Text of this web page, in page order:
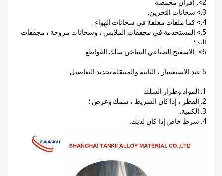
2>.
أفران محمصة
3.> سخانات التخزين.
4.> كما ملفات معلقة في سخانات الهواء.
5.> المستخدمة في مجففات الملابس ، وسخانات مروحة ، مجففات
اليد ؛
6>.
الاسفنج الصناعي الساخن سلك القواطع.
5 عند الاستفسار ، الثابتة والمتنقلة تحديد التفاصيل
1. المواد وطراز السلك
2. القطر ، إذا كان الشريط ، سمك وعرض ؛
3. الكمية.
4. شرط خاص إذا كان لديك.